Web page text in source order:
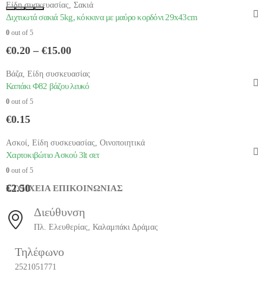
Είδη συσκευασίας, Σακιά
Διχτυωτά σακιά 5kg, κόκκινα με μαύρο κορδόνι 29x43cm
0 out of 5
€0.20 – €15.00Price
€0.20
through
€15.00
Βάζα, Είδη συσκευασίας
Καπάκι Φ82 βάζου λευκό
0 out of 5
€0.15
Ασκοί, Είδη συσκευασίας, Οινοποιητικά
Χαρτοκιβώτιο Ασκού 3lt σετ
0 out of 5
€2.50
ΣΤΟΙΧΕΙΑ ΕΠΙΚΟΙΝΩΝΙΑΣ
Διεύθυνση
Πλ. Ελευθερίας, Καλαμπάκι Δράμας
Τηλέφωνο
2521051771